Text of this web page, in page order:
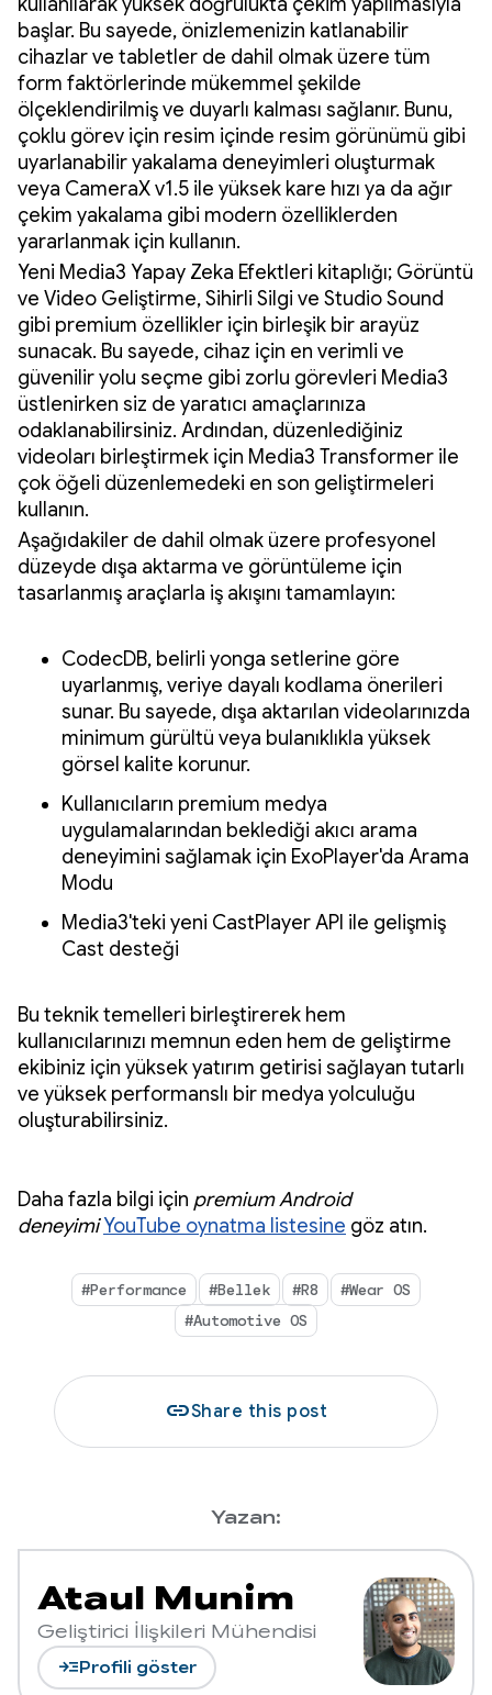
başlar. Bu sayede, önizlemenizin katlanabilir
cihazlar ve tabletler de dahil olmak üzere tüm
form faktörlerinde mükemmel şekilde
ölçeklendirilmiş ve duyarlı kalması sağlanır. Bunu,
çoklu görev için resim içinde resim görünümü gibi
uyarlanabilir yakalama deneyimleri oluşturmak
veya CameraX v1.5 ile yüksek kare hızı ya da ağır
çekim yakalama gibi modern özelliklerden
yararlanmak için kullanın.
Yeni Media3 Yapay Zeka Efektleri kitaplığı; Görüntü
ve Video Geliştirme, Sihirli Silgi ve Studio Sound
gibi premium özellikler için birleşik bir arayüz
sunacak. Bu sayede, cihaz için en verimli ve
güvenilir yolu seçme gibi zorlu görevleri Media3
üstlenirken siz de yaratıcı amaçlarınıza
odaklanabilirsiniz. Ardından, düzenlediğiniz
videoları birleştirmek için Media3 Transformer ile
çok öğeli düzenlemedeki en son geliştirmeleri
kullanın.
Aşağıdakiler de dahil olmak üzere profesyonel
düzeyde dışa aktarma ve görüntüleme için
tasarlanmış araçlarla iş akışını tamamlayın:
CodecDB, belirli yonga setlerine göre
uyarlanmış, veriye dayalı kodlama önerileri
sunar. Bu sayede, dışa aktarılan videolarınızda
minimum gürültü veya bulanıklıkla yüksek
görsel kalite korunur.
Kullanıcıların premium medya
uygulamalarından beklediği akıcı arama
deneyimini sağlamak için ExoPlayer'da Arama
Modu
Media3'teki yeni CastPlayer API ile gelişmiş
Cast desteği
Bu teknik temelleri birleştirerek hem
kullanıcılarınızı memnun eden hem de geliştirme
ekibiniz için yüksek yatırım getirisi sağlayan tutarlı
ve yüksek performanslı bir medya yolculuğu
oluşturabilirsiniz.
Daha fazla bilgi için premium Android
deneyimiYouTube oynatma listesine göz atın.
#Performance #Bellek #R8
#Wear OS
#Automotive OS
linkShare this post
Yazan:
Ataul Munim
Geliştirici İlişkileri Mühendisi
read_moreProfili göster